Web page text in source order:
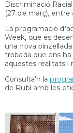
Discriminació
(27 de març), entre
La programació
Week, que es
una nova
trobada que ens
aquestes realitats i
Consulta'n la
de Rubí amb les